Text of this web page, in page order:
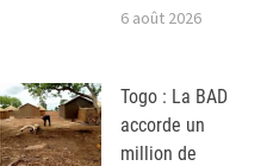
6 août 2026
Togo : La BAD
accorde un
million de